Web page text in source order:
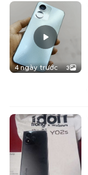
4 ngày trước 3